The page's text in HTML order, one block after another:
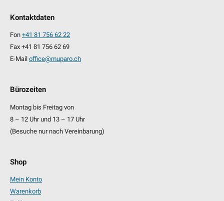
Kontaktdaten
Fon +41 81 756 62 22
Fax +41 81 756 62 69
E-Mail office@muparo.ch
Bürozeiten
Montag bis Freitag von
8 – 12 Uhr und 13 – 17 Uhr
(Besuche nur nach Vereinbarung)
Shop
Mein Konto
Warenkorb